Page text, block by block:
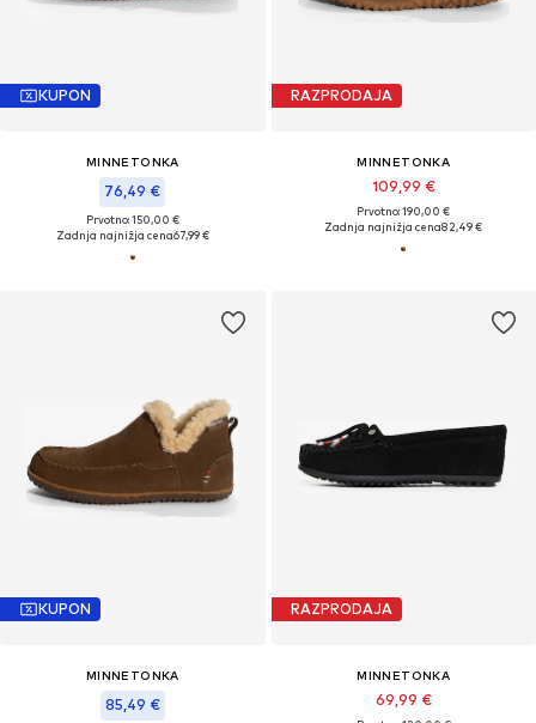
KUPON
MINNETONKA
76,49 €
Prvotno: 150,00 €
Zadnja najnižja cena67,99 €
RAZPRODAJA
MINNETONKA
109,99 €
Prvotno: 190,00 €
Zadnja najnižja cena82,49 €
KUPON
MINNETONKA
85,49 €
RAZPRODAJA
MINNETONKA
69,99 €